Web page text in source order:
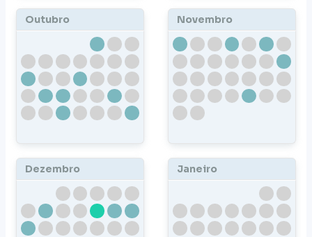
Outubro Novembro
Dezembro Janeiro